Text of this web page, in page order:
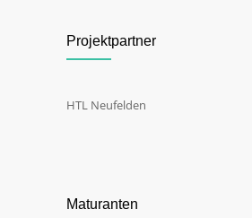
Projektpartner
HTL Neufelden
Maturanten